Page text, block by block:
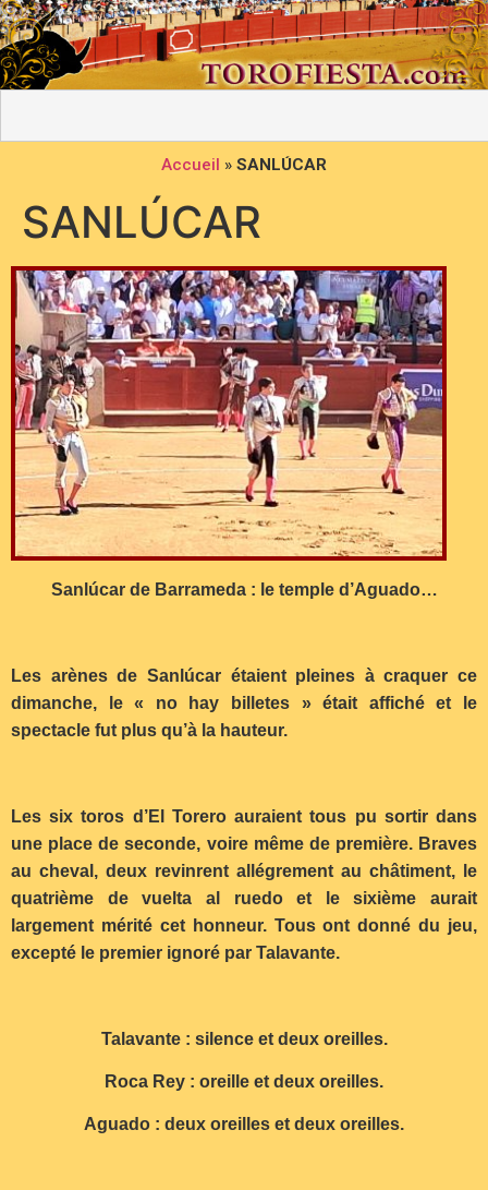
Accueil » SANLÚCAR
SANLÚCAR
Sanlúcar de Barrameda : le temple d’Aguado…
Les arènes de Sanlúcar étaient pleines à craquer ce
dimanche, le « no hay billetes » était affiché et le
spectacle fut plus qu’à la hauteur.
Les six toros d’El Torero auraient tous pu sortir dans
une place de seconde, voire même de première. Braves
au cheval, deux revinrent allégrement au châtiment, le
quatrième de vuelta al ruedo et le sixième aurait
largement mérité cet honneur. Tous ont donné du jeu,
excepté le premier ignoré par Talavante.
Talavante : silence et deux oreilles.
Roca Rey : oreille et deux oreilles.
Aguado : deux oreilles et deux oreilles.